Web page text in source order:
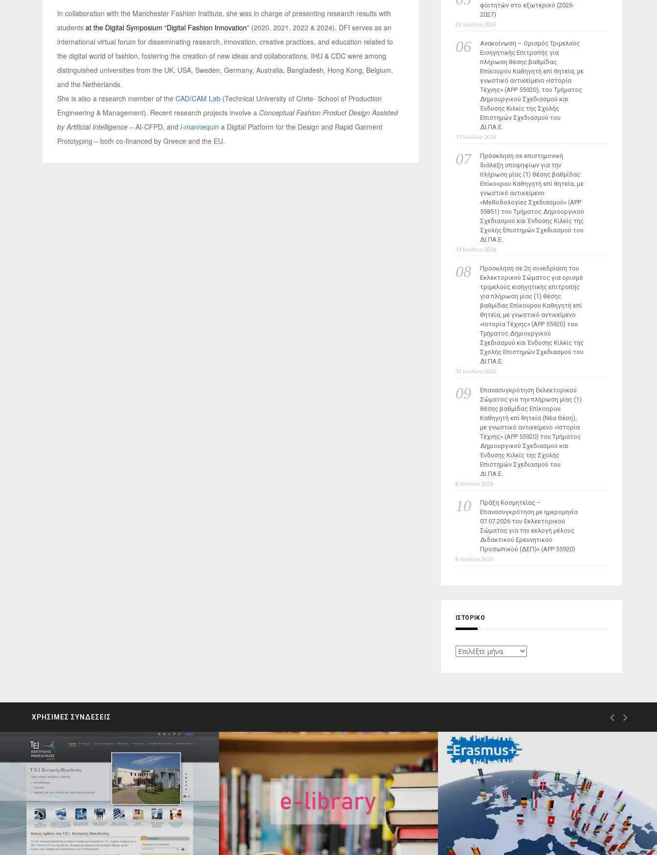
Ιn collaboration with the Manchester Fashion Institute, she was in charge of presenting research results with
students at the Digital Symposium “Digital Fashion Innovation” (2020, 2021, 2022 & 2024). DFI serves as an
international virtual forum for disseminating research, innovation, creative practices, and education related to
the digital world of fashion, fostering the creation of new ideas and collaborations. IHU & CDC were among
distinguished universities from the UK, USA, Sweden, Germany, Australia, Bangladesh, Hong Kong, Belgium,
and the Netherlands.
She is also a research member of the CAD/CAM Lab (Technical University of Crete- School of Production
Engineering & Management). Recent research projects involve a Conceptual Fashion Product Design Assisted
by Artificial Intelligence – AI-CFPD, and i-mannequin a Digital Platform for the Design and Rapid Garment
Prototyping – both co-financed by Greece and the EU.
φοιτητών στο εξωτερικό (2026-
2027)
20 Ιουλίου 2026
Ανακοίνωση – Ορισμός Τριμελούς
Εισηγητικής Επιτροπής για
πλήρωση θέσης βαθμίδας
Επίκουρου Καθηγητή επί θητεία, με
γνωστικό αντικείμενο «Ιστορία
Τέχνης» (ΑΡΡ 55920), του Τμήματος
Δημιουργικού Σχεδιασμού και
Ένδυσης Κιλκίς της Σχολής
Επιστημών Σχεδιασμού του
ΔΙ.ΠΑ.Ε.
17 Ιουλίου 2026
Πρόσκληση σε επιστημονική
διάλεξη υποψηφίων για την
πλήρωση μίας (1) θέσης βαθμίδας
Επίκουρου Καθηγητή επί θητεία, με
γνωστικό αντικείμενο
«Μεθοδολογίες Σχεδιασμού» (ΑΡΡ
55851) του Τμήματος Δημιουργικού
Σχεδιασμού και Ένδυσης Κιλκίς της
Σχολής Επιστημών Σχεδιασμού του
ΔΙ.ΠΑ.Ε.
13 Ιουλίου 2026
Πρόσκληση σε 2η συνεδρίαση του
Εκλεκτορικού Σώματος για ορισμό
τριμελούς εισηγητικής επιτροπής
για πλήρωση μίας (1) θέσης
βαθμίδας Επίκουρου Καθηγητή επί
θητεία, με γνωστικό αντικείμενο
«Ιστορία Τέχνης» (ΑΡΡ 55920) του
Τμήματος Δημιουργικού
Σχεδιασμού και Ένδυσης Κιλκίς της
Σχολής Επιστημών Σχεδιασμού του
ΔΙ.ΠΑ.Ε.
10 Ιουλίου 2026
Επανασυγκρότηση Εκλεκτορικού
Σώματος για την πλήρωση μίας (1)
θέσης βαθμίδας Επίκουρου
Καθηγητή επί θητεία (Νέα Θέση),
με γνωστικό αντικείμενο «Ιστορία
Τέχνης» (ΑΡΡ 55920) του Τμήματος
Δημιουργικού Σχεδιασμού και
Ένδυσης Κιλκίς της Σχολής
Επιστημών Σχεδιασμού του
ΔΙ.ΠΑ.Ε.
8 Ιουλίου 2026
Πράξη Κοσμητείας –
Επανασυγκρότηση με ημερομηνία
07.07.2026 του Εκλεκτορικού
Σώματος για την εκλογή μέλους
Διδακτικού Ερευνητικού
Προσωπικού (ΔΕΠ)» (APP 55920)
8 Ιουλίου 2026
ΙΣΤΟΡΙΚΌ
Ιστορικό
ΧΡΗΣΙΜΕΣ ΣΥΝΔΕΣΕΙΣ